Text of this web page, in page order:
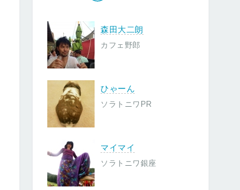
森田大二朗
カフェ野郎
ひゃーん
ソラトニワPR
マイマイ
ソラトニワ銀座